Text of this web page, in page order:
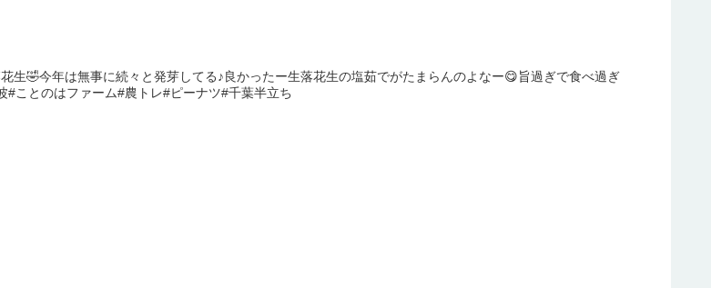
生🤣今年は無事に続々と発芽してる♪良かったー生落花生の塩茹でがたまらんのよなー😋旨過ぎで食べ過ぎ
ことのはファーム#農トレ#ピーナツ#千葉半立ち